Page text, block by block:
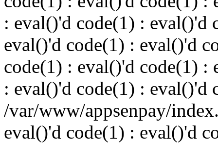
: eval()'d code(1) : eval()'d
eval()'d code(1) : eval()'d
code(1) : eval()'d code(1) :
: eval()'d code(1) : eval()'d
/var/www/appsenpay/
eval()'d code(1) : eval()'d